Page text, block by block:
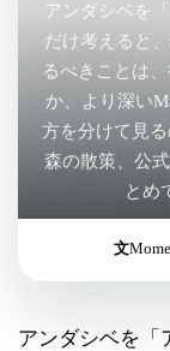
アンダシベを
だけ考えると
るべきことは
か、より深い
方を分けて見
森の散策、公
とめ
文
アンダシベを「